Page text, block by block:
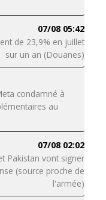
07/08 05:42
de 23,9% en juillet
sur un an (Douanes)
condamné à
au
07/08 02:02
Pakistan vont signer
(source proche de
l'armée)